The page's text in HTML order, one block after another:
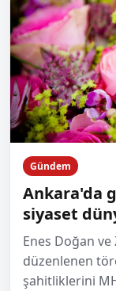
Gündem
Ankara'da
siyaset
Enes Doğan
düzenlenen
şahitliklerini